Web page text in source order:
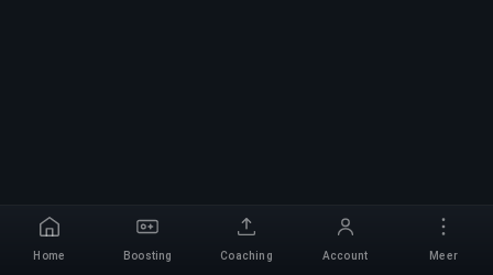
Home Boosting Coaching Account Meer